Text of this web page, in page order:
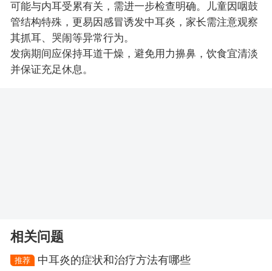
可能与内耳受累有关，需进一步检查明确。儿童因咽鼓
管结构特殊，更易因感冒诱发中耳炎，家长需注意观察
其抓耳、哭闹等异常行为。
发病期间应保持耳道干燥，避免用力擤鼻，饮食宜清淡
并保证充足休息。
相关问题
推荐 中耳炎的症状和治疗方法有哪些